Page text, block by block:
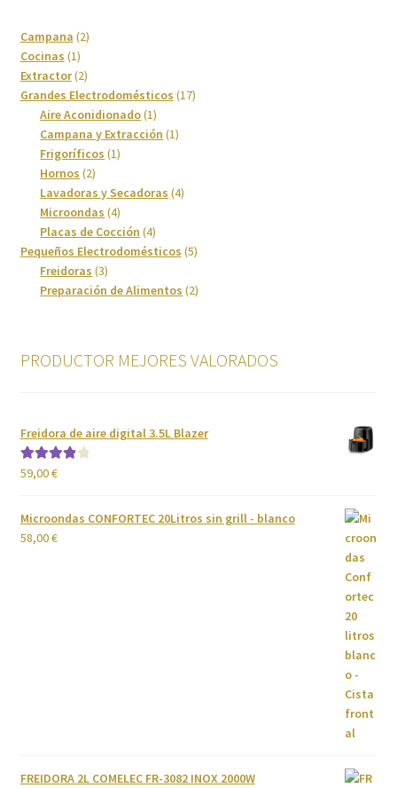
Campana 22
Cocinas 11
producto
Extractor 22
productos
Grandes Electrodomésticos 1717
Aire Aconidionado 11
producto
Campana y Extracción 11
Frigoríficos 11
Hornos 22
productos
Lavadoras y Secadoras 44
Microondas 44
productos
Placas de Cocción 44
productos
Pequeños Electrodomésticos 55
Freidoras 33
productos
Preparación de Alimentos 22
PRODUCTOR MEJORES VALORADOS
Freidora de aire digital 3.5L Blazer
Valorado
59,00€
Microondas CONFORTEC 20Litros sin grill - blanco
58,00€
FREIDORA 2L COMELEC FR-3082 INOX 2000W